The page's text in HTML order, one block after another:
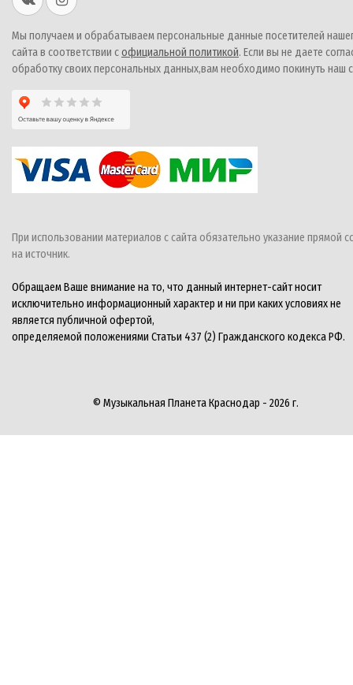
Мы получаем и обрабатываем персональные данные посетителей
сайта в соответствии софициальной политикой. Если вы не даете
обработку своих персональных данных,вам необходимо покинуть наш
При использовании материалов с сайта обязательно указание прямой
на источник.
Обращаем Ваше внимание на то, что данный интернет-сайт носит
исключительно информационный характер и ни при каких условиях не
является публичной офертой,
определяемой положениями Статьи 437 (2) Гражданского кодекса РФ.
© Музыкальная Планета Краснодар - 2026 г.